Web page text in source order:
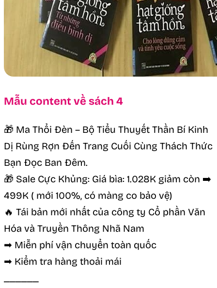
Mẫu content về sách 4
🎁 Ma Thổi Đèn – Bộ Tiểu Thuyết Thần Bí Kinh
Dị Rùng Rợn Đến Trang Cuối Cùng Thách Thức
Bạn Đọc Ban Đêm.
🎁 Sale Cực Khủng: Giá bìa: 1.028K giảm còn ➡️
499K ( mới 100%, có màng co bảo vệ)
🔥 Tái bản mới nhất của công ty Cổ phần Văn
Hóa và Truyền Thông Nhã Nam
➡ Miễn phí vận chuyển toàn quốc
➡ Kiểm tra hàng thoải mái